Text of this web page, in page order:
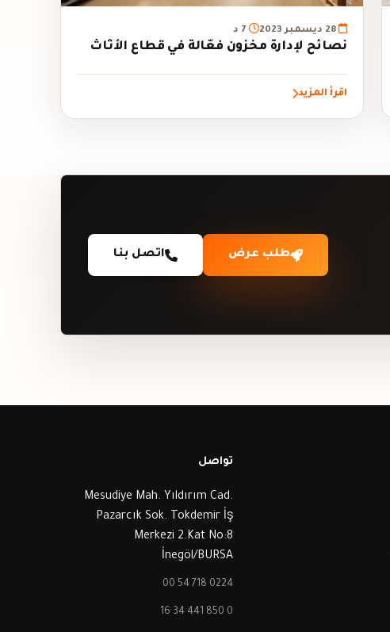
28 ديسمبر 2023
نصائح لإدارة مخزون فعّالة في قطاع الأثاث
اقرأ المزيد
طلب عرض اتصل بنا
تواصل
Mesudiye Mah. Yıldırım Cad.
Pazarcık Sok. Tokdemir İş
Merkezi 2.Kat No:8
İnegöl/BURSA
0224 718 54 00
0 850 441 34 16